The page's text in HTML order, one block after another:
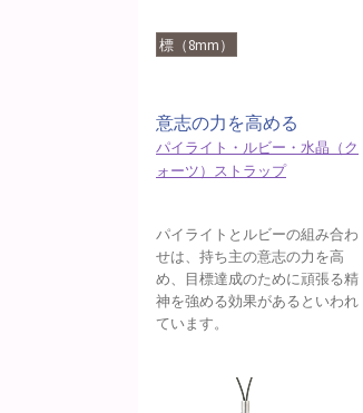
標（8mm）
意志の力を高める
パイライト・ルビー・水晶（ク
ォーツ）ストラップ
パイライトとルビーの組み合わ
せは、持ち主の意志の力を高
め、目標達成のために頑張る精
神を強める効果があるといわれ
ています。